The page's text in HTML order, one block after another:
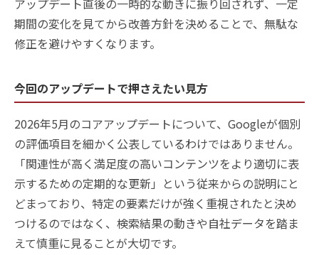
アップデート直後の一時的な動きに振り回されず、一定
期間の変化を見てから改善方針を決めることで、無駄な
修正を避けやすくなります。
今回のアップデートで押さえたい見方
2026年5月のコアアップデートについて、Googleが個別
の評価項目を細かく公表しているわけではありません。
「関連性が高く満足度の高いコンテンツをより適切に表
示するための定期的な更新」という従来からの説明にと
どまっており、特定の要素だけが強く重視されたと決め
つけるのではなく、検索結果の動きや自社データを踏ま
えて慎重に見ることが大切です。